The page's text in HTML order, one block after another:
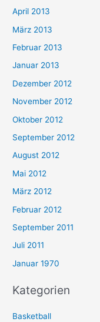
April 2013
März 2013
Februar 2013
Januar 2013
Dezember 2012
November 2012
Oktober 2012
September 2012
August 2012
Mai 2012
März 2012
Februar 2012
September 2011
Juli 2011
Januar 1970
Kategorien
Basketball